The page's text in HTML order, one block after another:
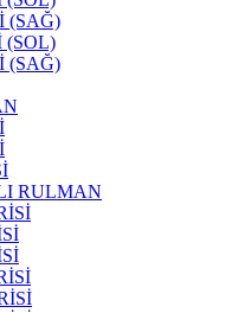
(SAĞ)
(SOL)
(SAĞ)
RULMAN